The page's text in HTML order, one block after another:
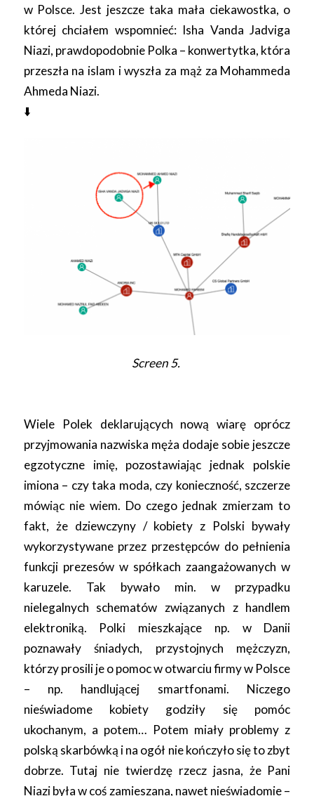
w Polsce. Jest jeszcze taka mała ciekawostka, o
której chciałem wspomnieć: Isha Vanda Jadviga
Niazi, prawdopodobnie Polka – konwertytka, która
przeszła na islam i wyszła za mąż za Mohammeda
Ahmeda Niazi.
⬇️
Screen 5.
Wiele Polek deklarujących nową wiarę oprócz
przyjmowania nazwiska męża dodaje sobie jeszcze
egzotyczne imię, pozostawiając jednak polskie
imiona – czy taka moda, czy konieczność, szczerze
mówiąc nie wiem. Do czego jednak zmierzam to
fakt, że dziewczyny / kobiety z Polski bywały
wykorzystywane przez przestępców do pełnienia
funkcji prezesów w spółkach zaangażowanych w
karuzele. Tak bywało min. w przypadku
nielegalnych schematów związanych z handlem
elektroniką. Polki mieszkające np. w Danii
poznawały śniadych, przystojnych mężczyzn,
którzy prosili je o pomoc w otwarciu firmy w Polsce
– np. handlującej smartfonami. Niczego
nieświadome kobiety godziły się pomóc
ukochanym, a potem… Potem miały problemy z
polską skarbówką i na ogół nie kończyło się to zbyt
dobrze. Tutaj nie twierdzę rzecz jasna, że Pani
Niazi była w coś zamieszana, nawet nieświadomie –